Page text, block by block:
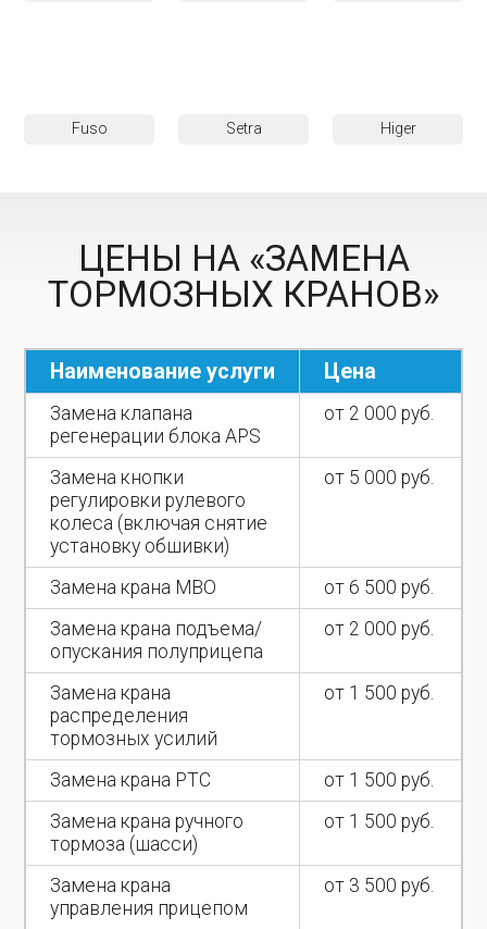
Fuso Setra Higer
ЦЕНЫ НА «ЗАМЕНА
ТОРМОЗНЫХ КРАНОВ»
Наименование услуги Цена
Замена клапана
регенерации блока APS
от 2 000 руб.
Замена кнопки
регулировки рулевого
колеса (включая снятие
установку обшивки)
от 5 000 руб.
Замена крана МВО
от 6 500 руб.
Замена крана подъема/
опускания полуприцепа
от 2 000 руб.
Замена крана
распределения
тормозных усилий
от 1 500 руб.
Замена крана РТС
от 1 500 руб.
Замена крана ручного
тормоза (шасси)
от 1 500 руб.
Замена крана
управления прицепом
от 3 500 руб.